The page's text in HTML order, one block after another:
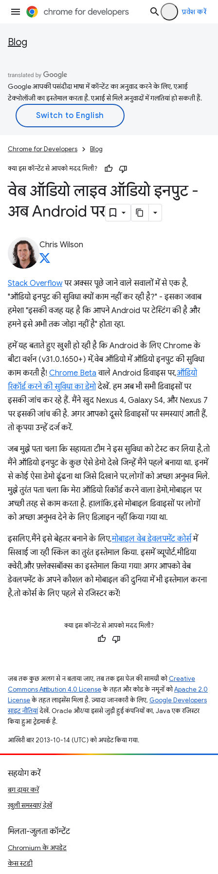
प्रवेश करें
Blog
Google आपकी पसंदीदा भाषा में कॉन्टेंट का अनुवाद करने के लिए, एआई
टेक्नोलॉजी का इस्तेमाल करता है. एआई से मिले अनुवादों में गलतियां हो सकती हैं.
Chrome for Developers Blog
क्या इस कॉन्टेंट से आपको मदद मिली?
वेब ऑडियो लाइव ऑडियो इनपुट -
अब Android पर
Chris Wilson
Stack Overflowपर अक्सर पूछे जाने वाले सवालों में से एक है,
"ऑडियो इनपुट की सुविधा क्यों काम नहीं कर रही है?" - इसका जवाब
हमेशा "इसकी वजह यह है कि आपने Android पर टेस्टिंग की है और
हमने इसे अभी तक जोड़ा नहीं है" होता रहा.
हमें यह बताते हुए खुशी हो रही है कि Android के लिए Chrome के
बीटा वर्शन (v31.0.1650+) में, वेब ऑडियो में ऑडियो इनपुट की सुविधा
काम करती है! Chrome Beta वाले Android डिवाइस पर,ऑडियो
रिकॉर्ड करने की सुविधा का डेमोदेखें. हम अब भी सभी डिवाइसों पर
इसकी जांच कर रहे हैं. मैंने खुद Nexus 4, Galaxy S4, और Nexus 7
पर इसकी जांच की है. अगर आपको दूसरे डिवाइसों पर समस्याएं आती हैं,
तो कृपया उन्हें दर्ज करें.
जब मुझे पता चला कि सहायता टीम ने इस सुविधा को टेस्ट कर लिया है, तो
मैंने ऑडियो इनपुट के कुछ ऐसे डेमो देखे जिन्हें मैंने पहले बनाया था. इनमें
से कोई ऐसा डेमो ढूंढना था जिसे दिखाने पर, लोगों को अच्छा अनुभव मिले.
मुझे तुरंत पता चला कि मेरा ऑडियो रिकॉर्ड करने वाला डेमो, मोबाइल पर
अच्छी तरह से काम करता है. हालांकि, इसे मोबाइल डिवाइसों पर लोगों
को अच्छा अनुभव देने के लिए डिज़ाइन नहीं किया गया था.
इसलिए, मैंने इसे बेहतर बनाने के लिए,मोबाइल वेब डेवलपमेंट कोर्समें
सिखाई जा रही स्किल का तुरंत इस्तेमाल किया. इसमें व्यूपोर्ट, मीडिया
क्वेरी, और फ़्लेक्सबॉक्स का इस्तेमाल किया गया! अगर आपको वेब
डेवलपमेंट के अपने कौशल को मोबाइल की दुनिया में भी इस्तेमाल करना
है, तो कोर्स के लिए पहले से रजिस्टर करें!
क्या इस कॉन्टेंट से आपको मदद मिली?
जब तक कुछ अलग से न बताया जाए, तब तक इस पेज की सामग्री कोCreative
Commons Attribution 4.0 Licenseके तहत और कोड के नमूनों कोApache 2.0
Licenseके तहत लाइसेंस मिला है. ज़्यादा जानकारी के लिए, Google Developers
साइट नीतियांदेखें. Oracle और/या इससे जुड़ी हुई कंपनियों का, Java एक रजिस्टर
किया हुआ ट्रेडमार्क है.
आखिरी बार 2013-10-14 (UTC) को अपडेट किया गया.
सहयोग करें
बग दायर करें
खुली समस्याएं देखें
मिलता-जुलता कॉन्टेंट
Chromium के अपडेट
केस स्टडी